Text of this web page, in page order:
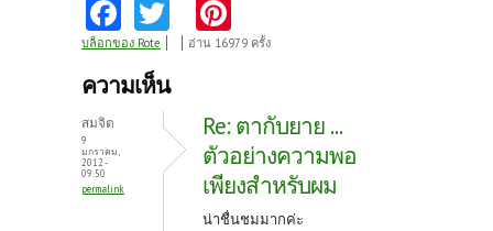
ce
b
k
w
itt
nt
es
t
บล็อกของ Rote อ่าน 16979 ครั้ง
ความเห็น
สมจิต
9
มกราคม,
2012 -
09:50
permalink
Re: ตากับยาย ...
ตัวอย่างความพอ
เพียงสำหรับผม
น่าชื่นชมมากค่ะ